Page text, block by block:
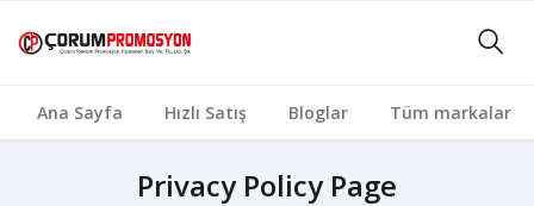
Ana Sayfa Hızlı Satış Bloglar Tüm markalar
Privacy Policy Page